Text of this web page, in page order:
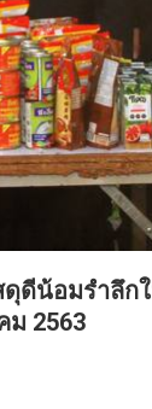
ดีน้อมรำลึก
2563